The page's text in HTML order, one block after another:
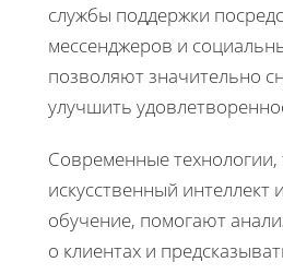
службы поддержки
мессенджеров и
позволяют значительно
улучшить
Современные технологии,
искусственный
обучение, помогают
о клиентах и